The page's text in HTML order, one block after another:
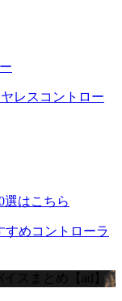
レスコントロー
選はこちら
すめコントローラ
イスまとめ【ad】